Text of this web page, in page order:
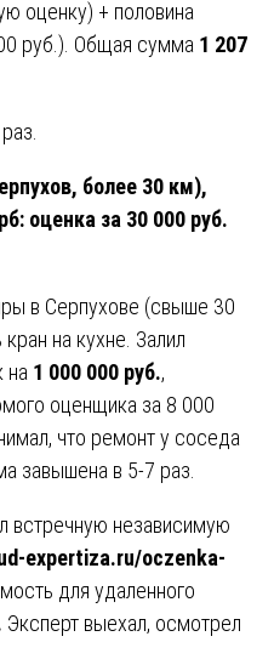
оценку) + половина
руб.). Общая сумма 1 207
более 30 км),
оценка за 30 000 руб.
в Серпухове (свыше 30
на кухне. Залил
на 1 000 000 руб.,
оценщика за 8 000
что ремонт у соседа
завышена в 5-7 раз.
встречную независимую
expertiza.ru/oczenka-
для удаленного
Эксперт выехал, осмотрел